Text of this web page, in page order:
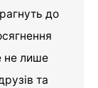
до
не лише
та